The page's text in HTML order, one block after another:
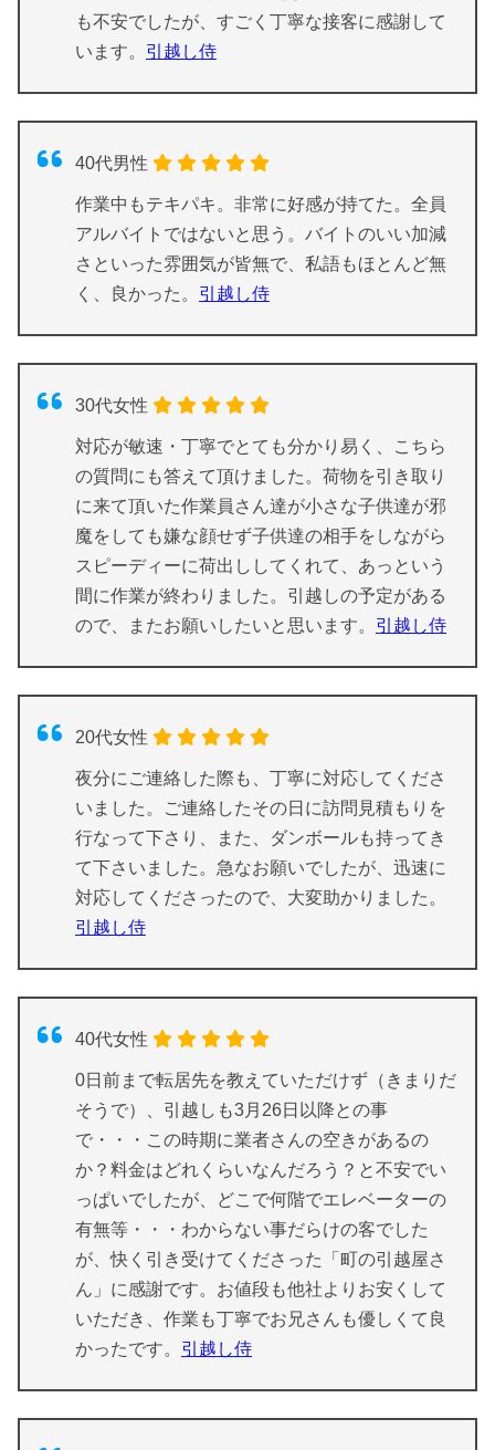
も不安でしたが、すごく丁寧な接客に感謝して
います。 引越し侍
40代男性
作業中もテキパキ。非常に好感が持てた。全員
アルバイトではないと思う。バイトのいい加減
さといった雰囲気が皆無で、私語もほとんど無
く、良かった。 引越し侍
30代女性
対応が敏速・丁寧でとても分かり易く、こちら
の質問にも答えて頂けました。荷物を引き取り
に来て頂いた作業員さん達が小さな子供達が邪
魔をしても嫌な顔せず子供達の相手をしながら
スピーディーに荷出ししてくれて、あっという
間に作業が終わりました。引越しの予定がある
ので、またお願いしたいと思います。 引越し侍
20代女性
夜分にご連絡した際も、丁寧に対応してくださ
いました。ご連絡したその日に訪問見積もりを
行なって下さり、また、ダンボールも持ってき
て下さいました。急なお願いでしたが、迅速に
対応してくださったので、大変助かりました。
引越し侍
40代女性
0日前まで転居先を教えていただけず（きまりだ
そうで）、引越しも3月26日以降との事
で・・・この時期に業者さんの空きがあるの
か？料金はどれくらいなんだろう？と不安でい
っぱいでしたが、どこで何階でエレベーターの
有無等・・・わからない事だらけの客でした
が、快く引き受けてくださった「町の引越屋さ
ん」に感謝です。お値段も他社よりお安くして
いただき、作業も丁寧でお兄さんも優しくて良
かったです。 引越し侍